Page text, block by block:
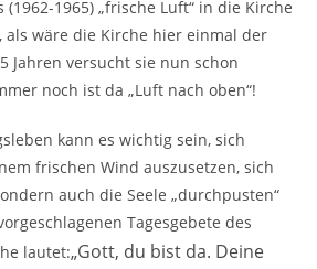
1965) „frische Luft“ in die Kirche
als wäre die Kirche hier einmal der
Jahren versucht sie nun schon
noch ist da „Luft nach oben“!
kann es wichtig sein, sich
frischen Wind auszusetzen, sich
auch die Seele „durchpusten“
Tagesgebete des
lautet:„Gott, du bist da. Deine